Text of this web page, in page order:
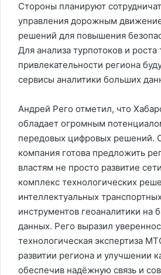
Стороны планируют
управления дорожным
решений для повышения
Для анализа турпотоков и роста
привлекательности региона
сервисы аналитики больших
Андрей Рего отметил, что
обладает огромным
передовых цифровых решений.
компания готова предложить
властям не просто развитие
комплекс технологических
интеллектуальных
инструментов геоаналитики на
данных. Рего выразил
технологическая экспертиза
развитии региона и улучшении
обеспечив надёжную связь и